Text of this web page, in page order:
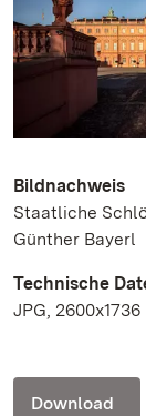
Bildnachweis
Staatliche
Günther Bayerl
Technische
JPG,
Download